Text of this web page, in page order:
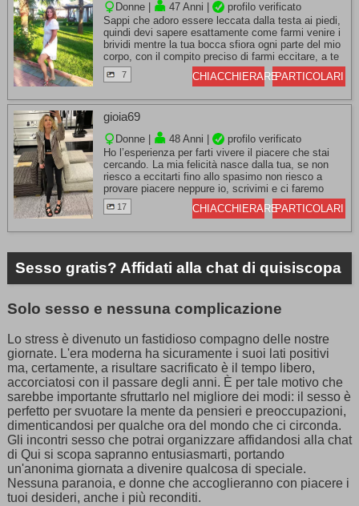
Donne | 47 Anni |
profilo verificato
Sappi che adoro essere leccata dalla testa ai piedi,
quindi devi sapere esattamente come farmi venire i
brividi mentre la tua bocca sfiora ogni parte del mio
corpo, con il compito preciso di farmi eccitare, a te
invece che piace fare? Ti aspetto.
7 PARTICOLARI
CHIACCHIERARE
gioia69
Donne | 48 Anni |
profilo verificato
Ho l’esperienza per farti vivere il piacere che stai
cercando. La mia felicità nasce dalla tua, se non
riesco a eccitarti fino allo spasimo non riesco a
provare piacere neppure io, scrivimi e ci faremo
delle scopate assurde, ti sto aspettando.
17 PARTICOLARI
CHIACCHIERARE
Sesso gratis? Affidati alla chat di quisiscopa
Solo sesso e nessuna complicazione
Lo stress è divenuto un fastidioso compagno delle nostre
giornate. L'era moderna ha sicuramente i suoi lati positivi
ma, certamente, a risultare sacrificato è il tempo libero,
accorciatosi con il passare degli anni. È per tale motivo che
sarebbe importante sfruttarlo nel migliore dei modi: il sesso è
perfetto per svuotare la mente da pensieri e preoccupazioni,
dimenticandosi per qualche ora del mondo che ci circonda.
Gli incontri sesso che potrai organizzare affidandosi alla chat
di Qui si scopa sapranno entusiasmarti, portando
un'anonima giornata a divenire qualcosa di speciale.
Nessuna paranoia, e donne che accoglieranno con piacere i
tuoi desideri, anche i più reconditi.